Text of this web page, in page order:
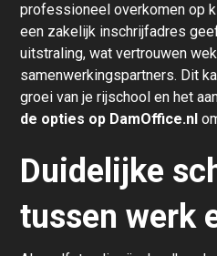
professioneel overkomen op
een zakelijk inschrijfadres
uitstraling, wat vertrouwen
samenwerkingspartners. Dit
groei van je rijschool en het
de opties op DamOffice.nl
Duidelijke
tussen werk